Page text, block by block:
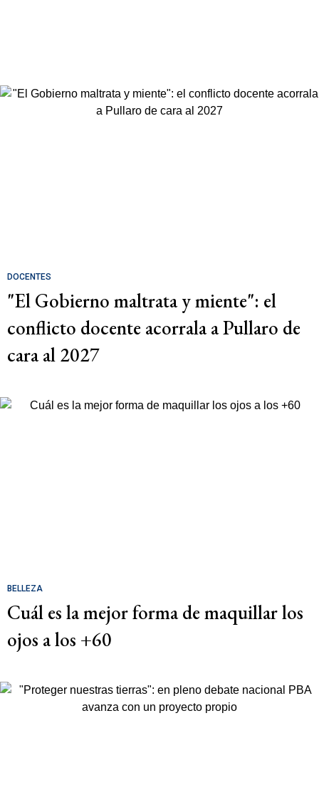
DOCENTES
"El Gobierno maltrata y miente": el
conflicto docente acorrala a Pullaro de
cara al 2027
BELLEZA
Cuál es la mejor forma de maquillar los
ojos a los +60